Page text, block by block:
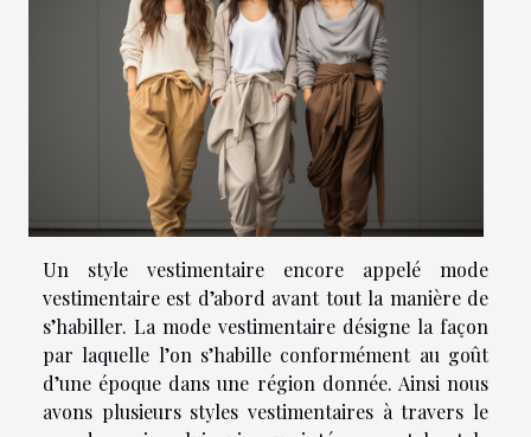
Un style vestimentaire encore appelé mode
vestimentaire est d’abord avant tout la manière de
s’habiller. La mode vestimentaire désigne la façon
par laquelle l’on s’habille conformément au goût
d’une époque dans une région donnée. Ainsi nous
avons plusieurs styles vestimentaires à travers le